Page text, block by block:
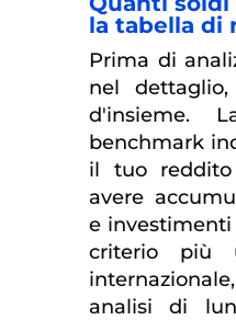
la tabella di
Prima di
nel
d'insieme.
benchmark
il tuo reddito
avere
e
criterio più
analisi di